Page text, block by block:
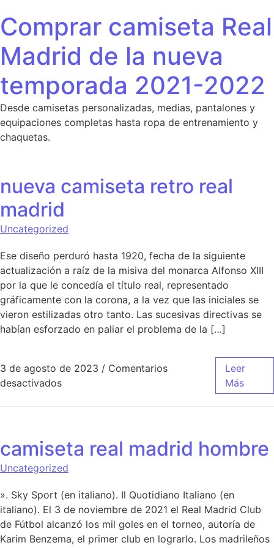
Comprar camiseta Real
Madrid de la nueva
temporada 2021-2022
Desde camisetas personalizadas, medias, pantalones y
equipaciones completas hasta ropa de entrenamiento y
chaquetas.
nueva camiseta retro real
madrid
Uncategorized
Ese diseño perduró hasta 1920, fecha de la siguiente
actualización a raíz de la misiva del monarca Alfonso XIII
por la que le concedía el título real, representado
gráficamente con la corona, a la vez que las iniciales se
vieron estilizadas otro tanto. Las sucesivas directivas se
habían esforzado en paliar el problema de la […]
3 de agosto de 2023 / Comentarios
desactivadosen nueva camiseta retro real madrid
Leer
Más
camiseta real madrid hombre
Uncategorized
». Sky Sport (en italiano). Il Quotidiano Italiano (en
italiano). El 3 de noviembre de 2021 el Real Madrid Club
de Fútbol alcanzó los mil goles en el torneo, autoría de
Karim Benzema, el primer club en lograrlo. Los madrileños